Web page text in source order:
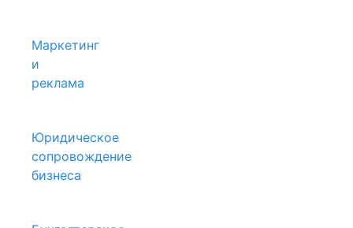
Маркетинг
и
реклама
Юридическое
сопровождение
бизнеса